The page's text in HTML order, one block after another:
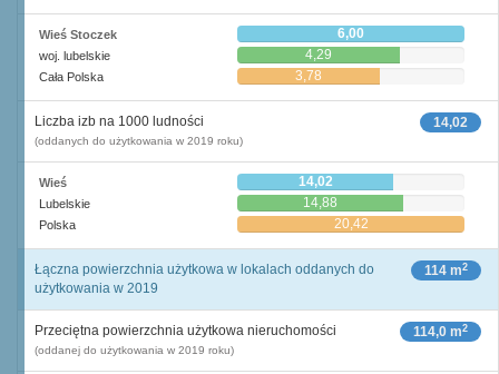
Wieś Stoczek 6,00
woj. lubelskie 4,29
Cała Polska 3,78
14,02
Liczba izb na 1000 ludności
(oddanych do użytkowania w 2019 roku)
Wieś 14,02
Lubelskie 14,88
Polska 20,42
114 m2
Łączna powierzchnia użytkowa w lokalach oddanych do
użytkowania w 2019
114,0 m2
Przeciętna powierzchnia użytkowa nieruchomości
(oddanej do użytkowania w 2019 roku)